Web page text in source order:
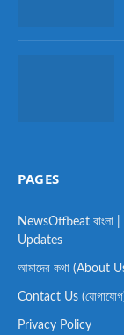
PAGES
NewsOffbeat
Updates
আমাদের কথা (About
Contact Us
Privacy Policy